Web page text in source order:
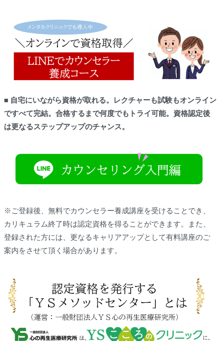
■ 自宅にいながら資格が取れる。レクチャーも試験もオンライン
ですべて完結。 合格するまで何度でもトライ可能。資格認定後
は更なるステップアップのチャンス。
※ご登録後、無料でカウンセラー養成講座を受けることでき、
カリキュラム終了時は認定資格を得ることができます。また、
登録された方には、更なるキャリアアップとして有料講座のご
案内をさせて頂く場合があります。